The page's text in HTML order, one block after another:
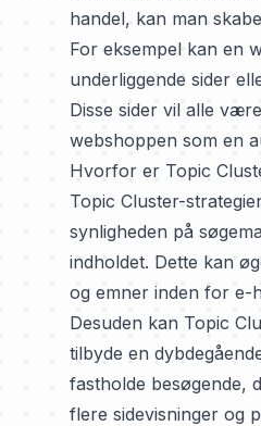
handel, kan man
For eksempel kan en
underliggende sider
Disse sider vil alle
webshoppen som en
Hvorfor er Topic
Topic Cluster-
synligheden på
indholdet. Dette kan
og emner inden for e-
Desuden kan Topic
tilbyde en
fastholde besøgende,
flere sidevisninger og